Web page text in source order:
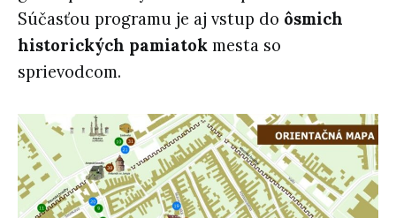
Súčasťou programu je aj vstup do ôsmich
historických pamiatok mesta so
sprievodcom.